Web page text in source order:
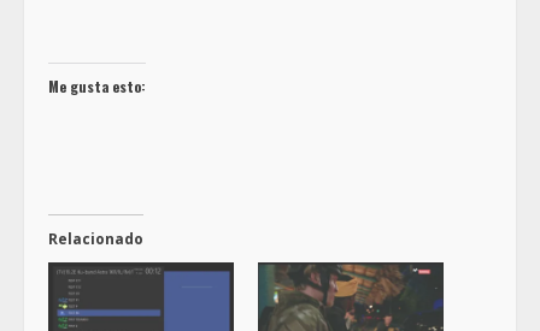
Me gusta esto:
Relacionado